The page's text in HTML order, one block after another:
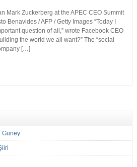
Mark Zuckerberg at the APEC CEO Summit
Benavides / AFP / Getty Images “Today I
question of all,” wrote Facebook CEO
the world we all want?” The “social
[…]
Guney